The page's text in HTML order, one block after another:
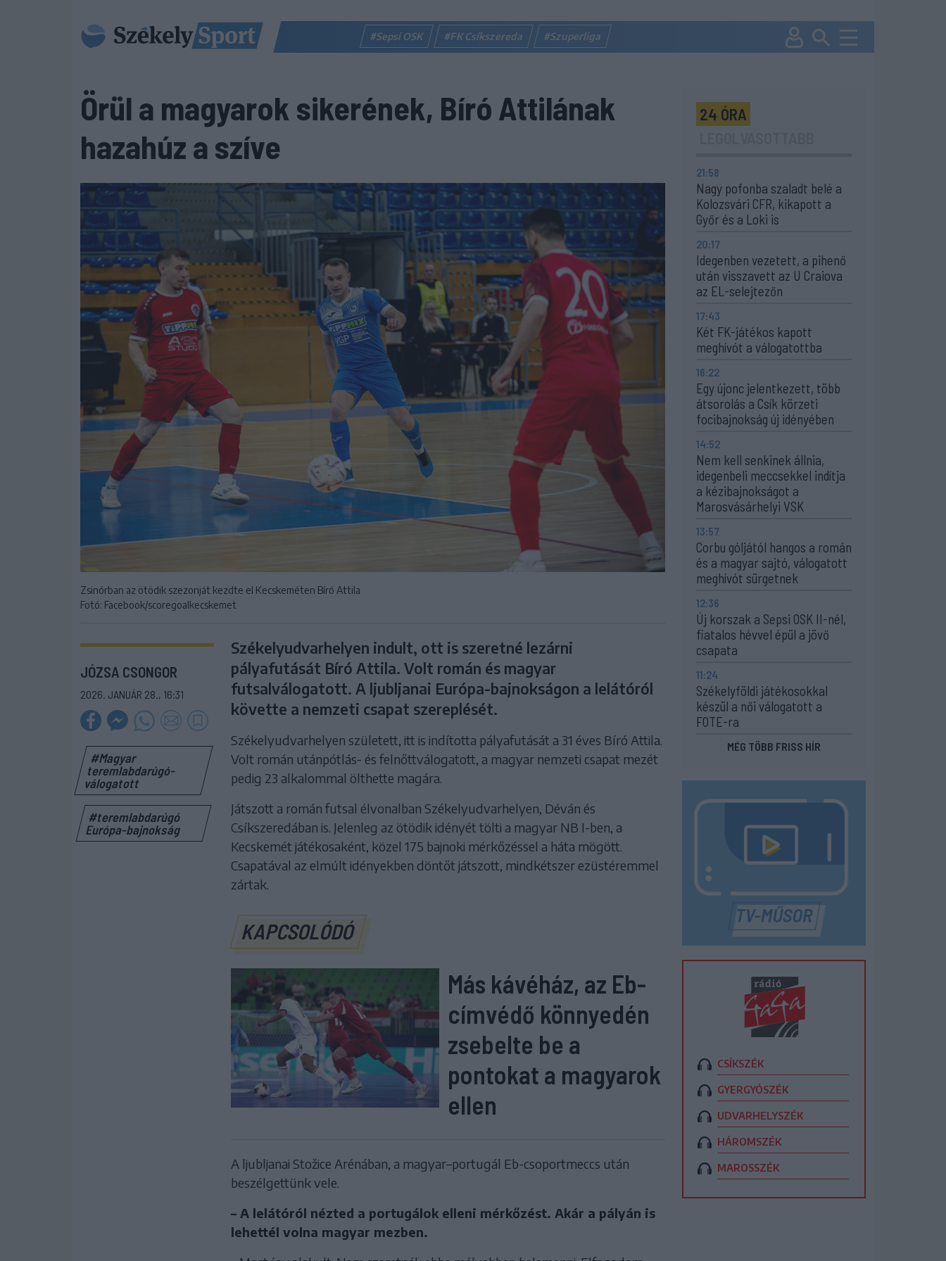
#Sepsi OSK #FK Csíkszereda #Szuperliga
Örül a magyarok sikerének, Bíró Attilának
hazahúz a szíve
Zsinórban az ötödik szezonját kezdte el Kecskeméten Bíró Attila
Fotó: Facebook/scoregoalkecskemet
JÓZSA CSONGOR
2026. JANUÁR 28., 16:31
#Magyar
teremlabdarúgó-
válogatott
#teremlabdarúgó
Európa-bajnokság
Székelyudvarhelyen indult, ott is szeretné lezárni
pályafutását Bíró Attila. Volt román és magyar
futsalválogatott. A ljubljanai Európa-bajnokságon a lelátóról
követte a nemzeti csapat szereplését.
Székelyudvarhelyen született, itt is indította pályafutását a 31 éves Bíró Attila.
Volt román utánpótlás- és felnőttválogatott, a magyar nemzeti csapat mezét
pedig 23 alkalommal ölthette magára.
Játszott a román futsal élvonalban Székelyudvarhelyen, Déván és
Csíkszeredában is. Jelenleg az ötödik idényét tölti a magyar NB I-ben, a
Kecskemét játékosaként, közel 175 bajnoki mérkőzéssel a háta mögött.
Csapatával az elmúlt idényekben döntőt játszott, mindkétszer ezüstéremmel
zártak.
KAPCSOLÓDÓ
Más kávéház, az Eb-
címvédő könnyedén
zsebelte be a
pontokat a magyarok
ellen
A ljubljanai Stožice Arénában, a magyar–portugál Eb-csoportmeccs után
beszélgettünk vele.
– A lelátóról nézted a portugálok elleni mérkőzést. Akár a pályán is
lehettél volna magyar mezben.
24 ÓRA
21:58
Nagy pofonba szaladt belé a
Kolozsvári CFR, kikapott a
Győr és a Loki is
20:17
Idegenben vezetett, a pihenő
után visszavett az U Craiova
az EL-selejtezőn
17:43
Két FK-játékos kapott
meghívót a válogatottba
16:22
Egy újonc jelentkezett, több
átsorolás a Csík körzeti
focibajnokság új idényében
14:52
Nem kell senkinek állnia,
idegenbeli meccsekkel indítja
a kézibajnokságot a
Marosvásárhelyi VSK
13:57
Corbu góljától hangos a román
és a magyar sajtó, válogatott
meghívót sürgetnek
12:36
Új korszak a Sepsi OSK II-nél,
fiatalos hévvel épül a jövő
csapata
11:24
Székelyföldi játékosokkal
készül a női válogatott a
FOTE-ra
MÉG TÖBB FRISS HÍR
CSÍKSZÉK
GYERGYÓSZÉK
UDVARHELYSZÉK
HÁROMSZÉK
MAROSSZÉK